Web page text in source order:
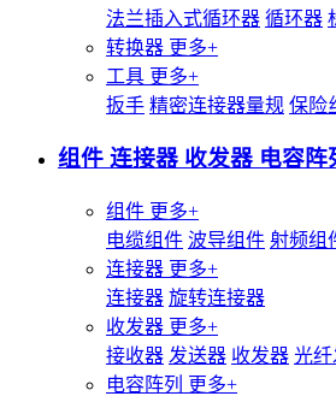
法兰插入式循环器 循环器
转换器 更多+
工具 更多+
扳手 精密连接器量规 保险
组件 连接器 收发器 电容阵
组件 更多+
电缆组件 波导组件 射频组
连接器 更多+
连接器 旋转连接器
收发器 更多+
接收器 发送器 收发器 光
电容阵列 更多+